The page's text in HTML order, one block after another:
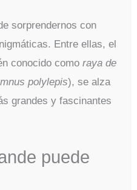
sorprendernos con
Entre ellas, el
conocido comoraya de
polylepis), se alza
grandes y fascinantes
puede